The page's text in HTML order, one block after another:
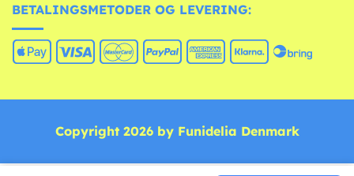
BETALINGSMETODER OG LEVERING:
Copyright 2026 by Funidelia Denmark